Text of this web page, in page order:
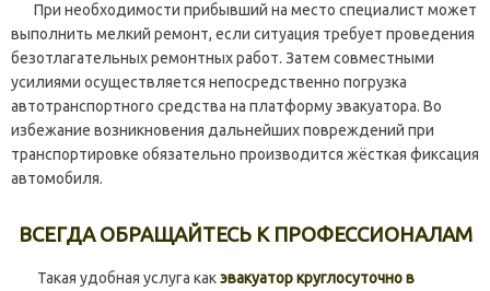
При необходимости прибывший на место специалист может
выполнить мелкий ремонт, если ситуация требует проведения
безотлагательных ремонтных работ. Затем совместными
усилиями осуществляется непосредственно погрузка
автотранспортного средства на платформу эвакуатора. Во
избежание возникновения дальнейших повреждений при
транспортировке обязательно производится жёсткая фиксация
автомобиля.
ВСЕГДА ОБРАЩАЙТЕСЬ К ПРОФЕССИОНАЛАМ
Такая удобная услуга какэвакуатор круглосуточно в